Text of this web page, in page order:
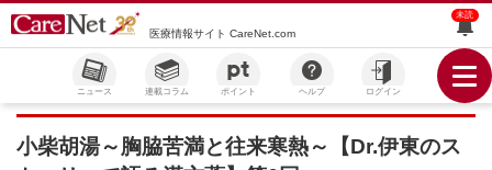
医療情報サイト CareNet.com
未読
ニュース 連載コラム ポイント ヘルプ ログイン
小柴胡湯～胸脇苦満と往来寒熱～【Dr.伊東のス